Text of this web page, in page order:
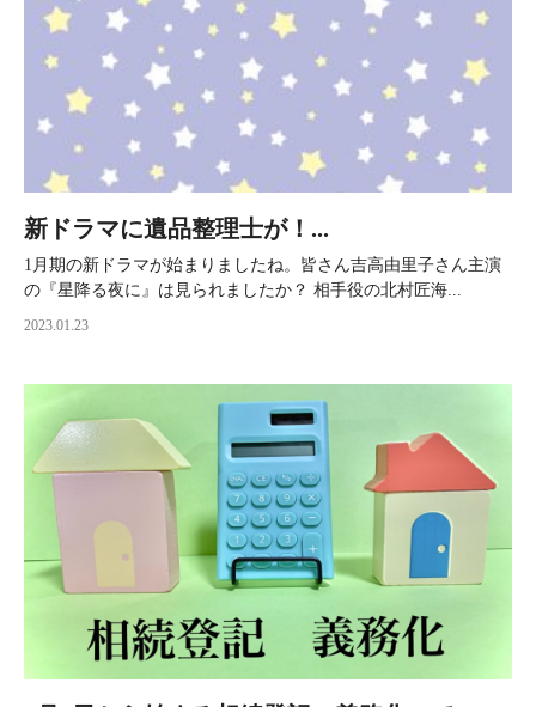
新ドラマに遺品整理士が！...
1月期の新ドラマが始まりましたね。皆さん吉高由里子さん主演
の『星降る夜に』は見られましたか？ 相手役の北村匠海...
2023.01.23